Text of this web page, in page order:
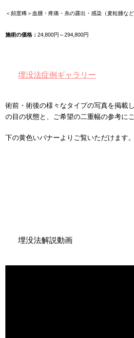
＜頻度稀＞ 血腫・疼痛・糸の露出・感染（麦粒腫など
施術の価格：24,800円～294,800円
埋没法症例ギャラリー
術前・術後の様々なタイプの写真を掲載
の目の状態と、ご希望の二重幅の参考に
下の黄色いバナーよりご覧いただけます。
埋没法解説動画